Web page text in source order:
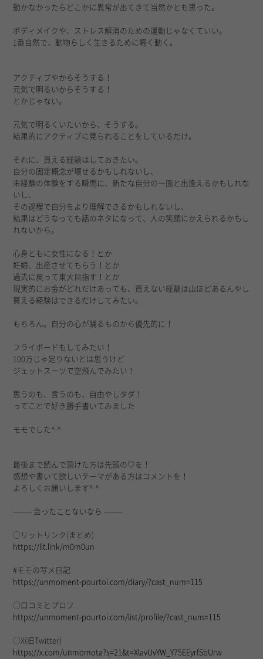
動かなかったらどこかに異常が出てきて当然かとも思った。
ボディメイクや、ストレス解消のための運動じゃなくていい。
1番自然で、動物らしく生きるために軽く動く。
アクティブやからそうする！
元気で明るいからそうする！
とかじゃない。
元気で明るくいたいから、そうする。
結果的にアクティブに見られることをしているだけ。
それに、買える経験はしておきたい。
自分の固定概念が壊せるかもしれないし、
未経験の体験をする瞬間に、新たな自分の一面と出逢えるかもしれな
いし、
その過程で自分をより理解できるかもしれないし、
結果はどうなっても話のネタになって、人の笑顔にかえられるかもし
れないから。
心身ともに女性になる！とか
妊娠、出産させてもらう！とか
過去に戻って東大目指す！とか
現実的にお金がどれだけあっても、買えない経験は山ほどあるんやし
買える経験はできるだけしてみたい。
もちろん。自分の心が踊るものから優先的に！
フライボードもしてみたい！
100万じゃ足りないとは思うけど
ジェットスーツで空飛んでみたい！
思うのも、言うのも、自由やしタダ！
ってことで好き勝手書いてみました
モモでした^ ^
最後まで読んで頂けた方は先頭の♡を！
感想や書いて欲しいテーマがある方はコメントを！
よろしくお願いします^ ^
-------- 会ったことないなら --------
◯リットリンク(まとめ)
https://lit.link/m0m0un
#モモの写メ日記
https://unmoment-pourtoi.com/diary/?cast_num=115
◯口コミとプロフ
https://unmoment-pourtoi.com/list/profile/?cast_num=115
◯X(旧Twitter)
https://x.com/unmomota?s=21&t=XlavUvYW_Y75EEyrfSbUrw